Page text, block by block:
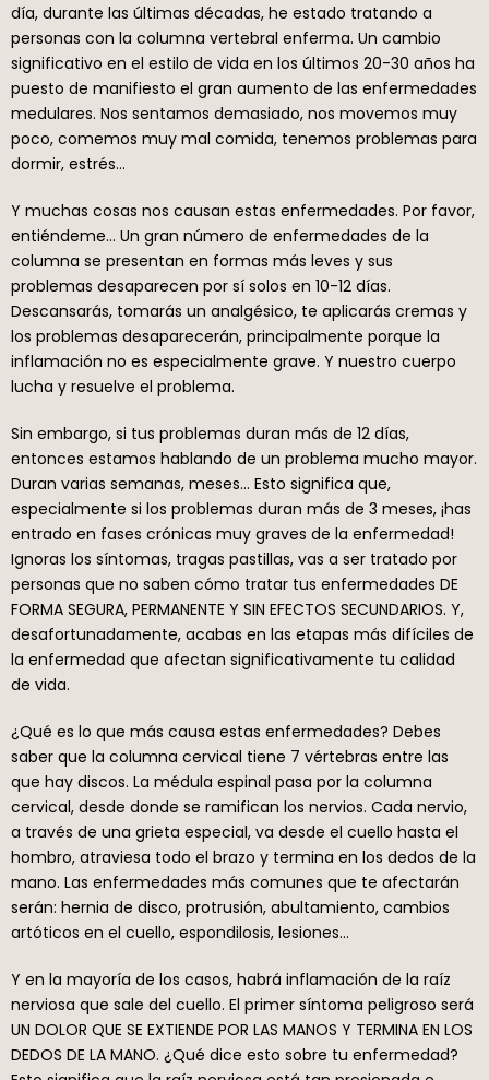
día, durante las últimas décadas, he estado tratando a
personas con la columna vertebral enferma. Un cambio
significativo en el estilo de vida en los últimos 20-30 años ha
puesto de manifiesto el gran aumento de las enfermedades
medulares. Nos sentamos demasiado, nos movemos muy
poco, comemos muy mal comida, tenemos problemas para
dormir, estrés…
Y muchas cosas nos causan estas enfermedades. Por favor,
entiéndeme… Un gran número de enfermedades de la
columna se presentan en formas más leves y sus
problemas desaparecen por sí solos en 10-12 días.
Descansarás, tomarás un analgésico, te aplicarás cremas y
los problemas desaparecerán, principalmente porque la
inflamación no es especialmente grave. Y nuestro cuerpo
lucha y resuelve el problema.
Sin embargo, si tus problemas duran más de 12 días,
entonces estamos hablando de un problema mucho mayor.
Duran varias semanas, meses… Esto significa que,
especialmente si los problemas duran más de 3 meses, ¡has
entrado en fases crónicas muy graves de la enfermedad!
Ignoras los síntomas, tragas pastillas, vas a ser tratado por
personas que no saben cómo tratar tus enfermedades DE
FORMA SEGURA, PERMANENTE Y SIN EFECTOS SECUNDARIOS. Y,
desafortunadamente, acabas en las etapas más difíciles de
la enfermedad que afectan significativamente tu calidad
de vida.
¿Qué es lo que más causa estas enfermedades? Debes
saber que la columna cervical tiene 7 vértebras entre las
que hay discos. La médula espinal pasa por la columna
cervical, desde donde se ramifican los nervios. Cada nervio,
a través de una grieta especial, va desde el cuello hasta el
hombro, atraviesa todo el brazo y termina en los dedos de la
mano. Las enfermedades más comunes que te afectarán
serán: hernia de disco, protrusión, abultamiento, cambios
artóticos en el cuello, espondilosis, lesiones…
Y en la mayoría de los casos, habrá inflamación de la raíz
nerviosa que sale del cuello. El primer síntoma peligroso será
UN DOLOR QUE SE EXTIENDE POR LAS MANOS Y TERMINA EN LOS
DEDOS DE LA MANO. ¿Qué dice esto sobre tu enfermedad?